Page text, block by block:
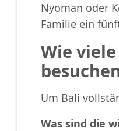
Nyoman oder
Familie ein
Wie
Um Bali
Was sind die